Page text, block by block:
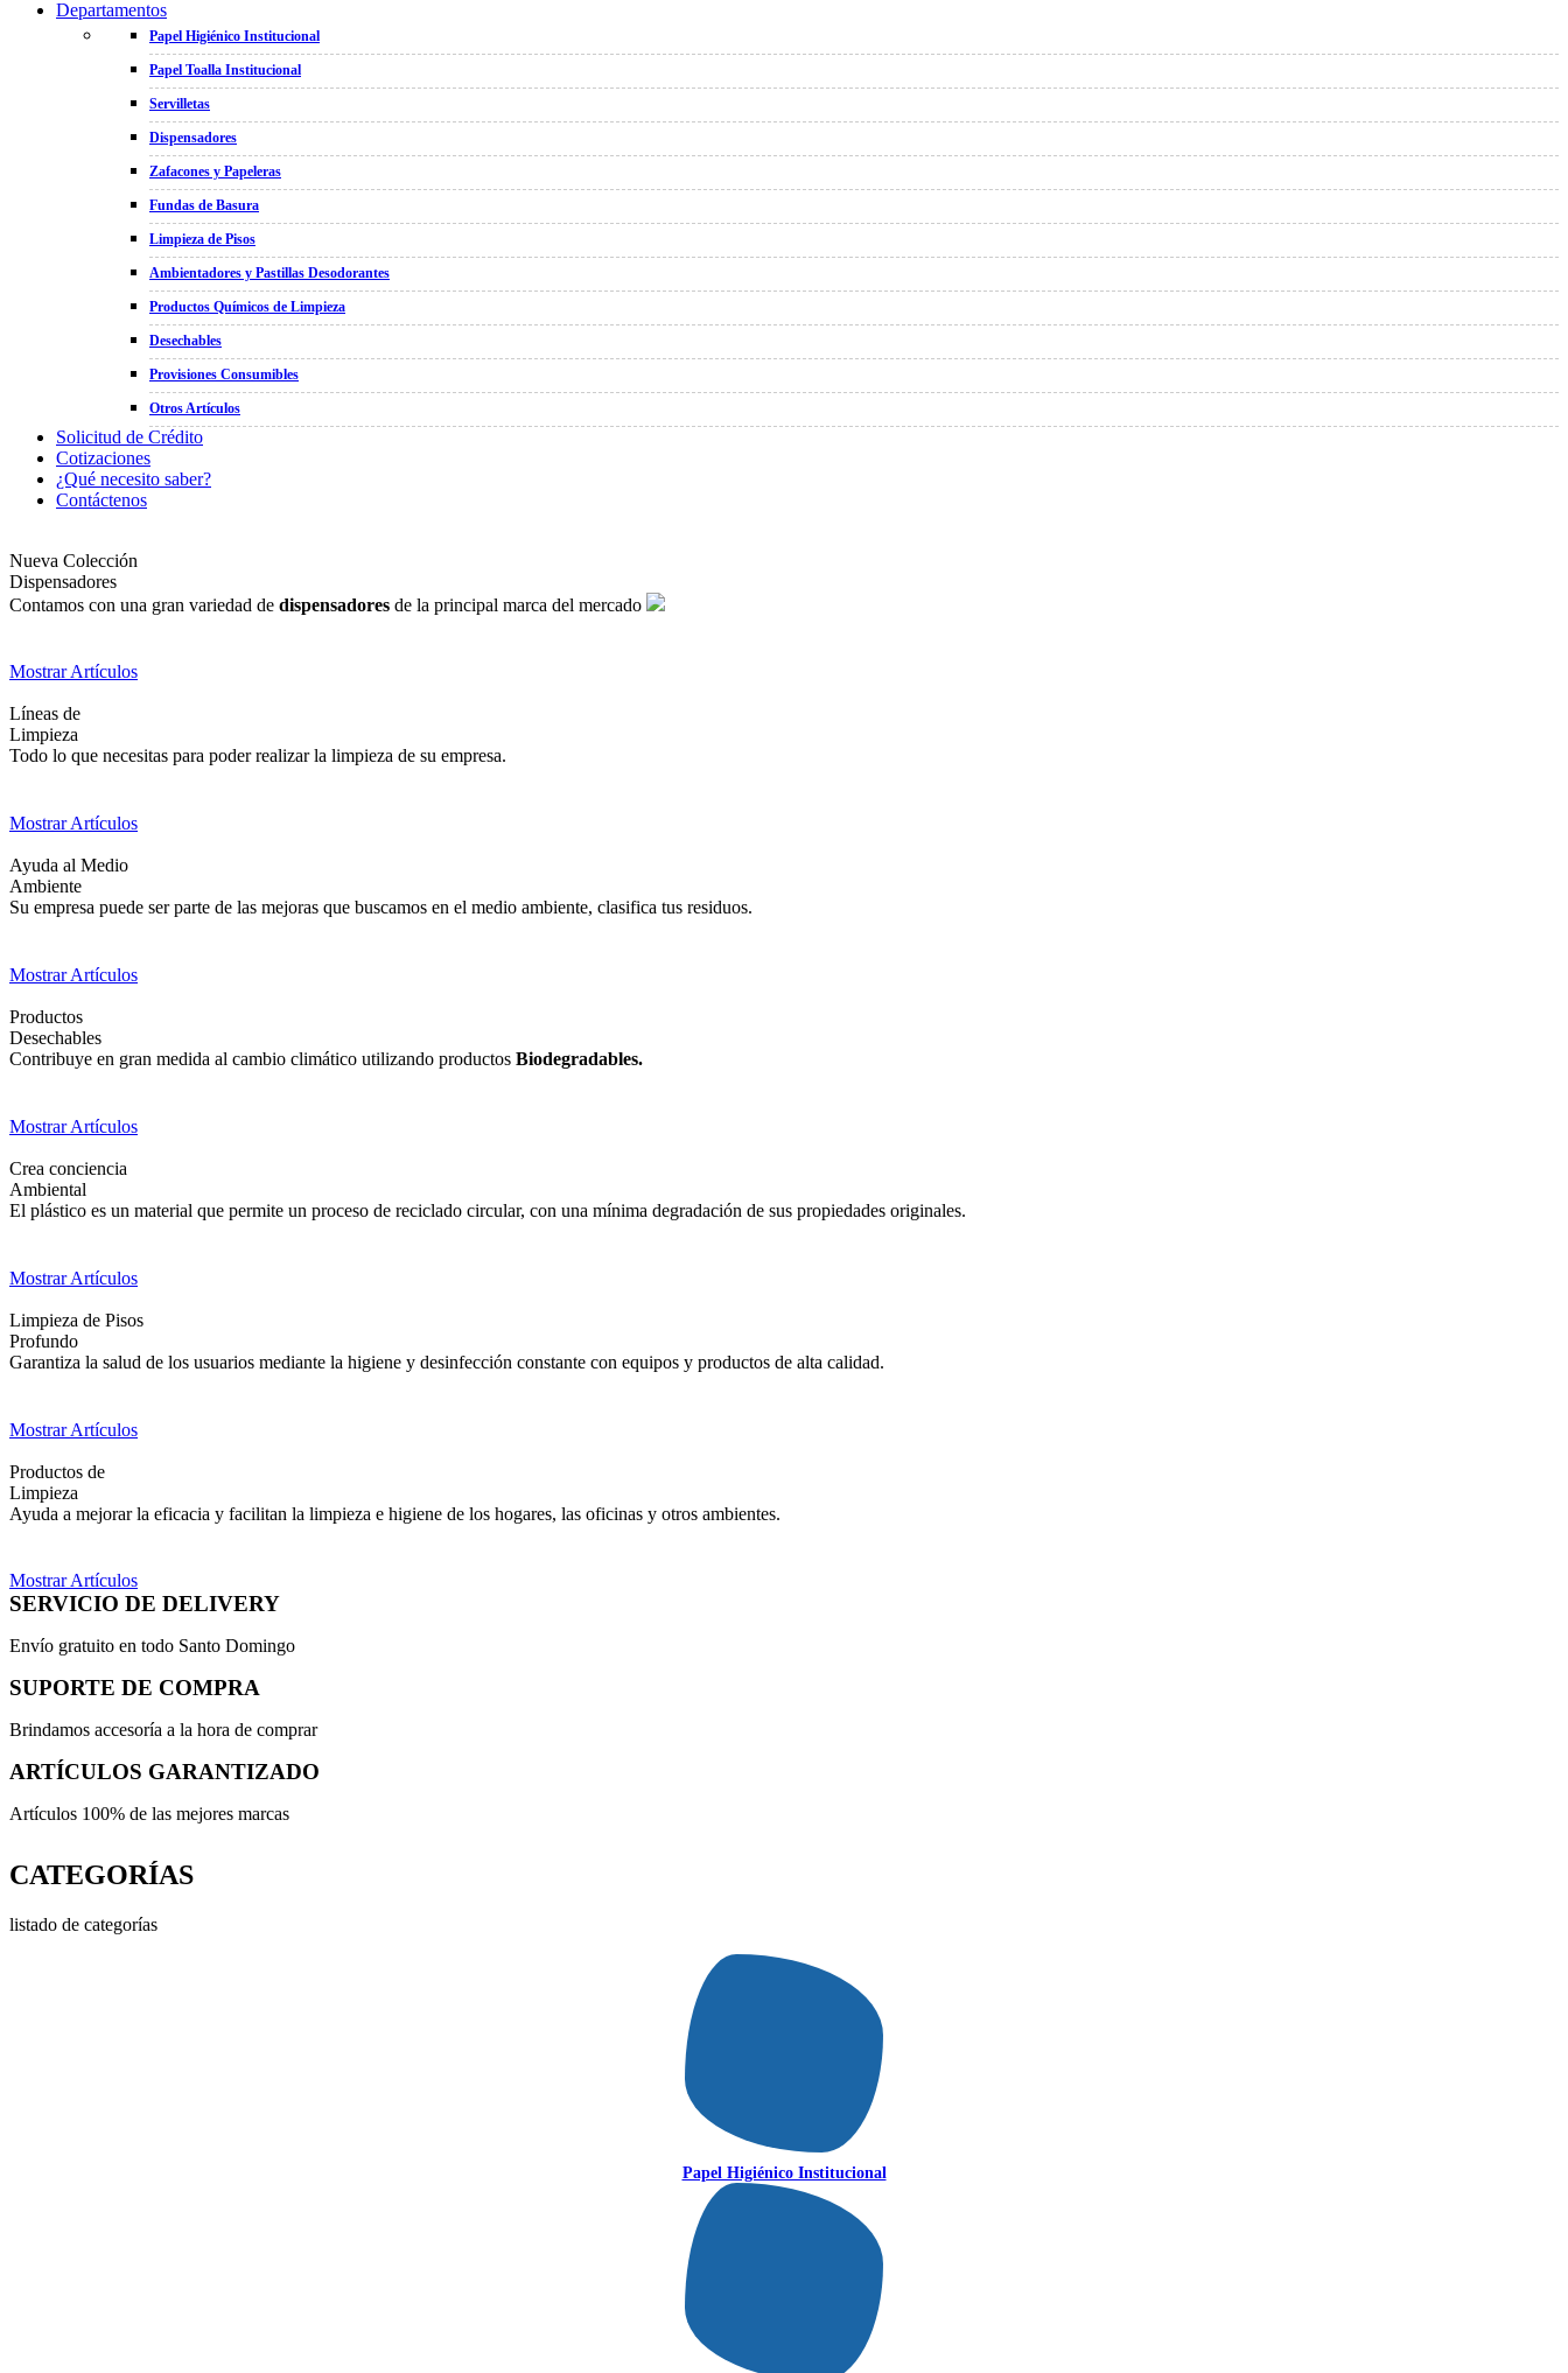
Departamentos
Papel Higiénico Institucional
Papel Toalla Institucional
Servilletas
Dispensadores
Zafacones y Papeleras
Fundas de Basura
Limpieza de Pisos
Ambientadores y Pastillas Desodorantes
Productos Químicos de Limpieza
Desechables
Provisiones Consumibles
Otros Artículos
Solicitud de Crédito
Cotizaciones
¿Qué necesito saber?
Contáctenos
Nueva Colección
Dispensadores
Contamos con una gran variedad de dispensadores de la principal marca del mercado
Mostrar Artículos
Líneas de
Limpieza
Todo lo que necesitas para poder realizar la limpieza de su empresa.
Mostrar Artículos
Ayuda al Medio
Ambiente
Su empresa puede ser parte de las mejoras que buscamos en el medio ambiente, clasifica tus residuos.
Mostrar Artículos
Productos
Desechables
Contribuye en gran medida al cambio climático utilizando productos Biodegradables.
Mostrar Artículos
Crea conciencia
Ambiental
El plástico es un material que permite un proceso de reciclado circular, con una mínima degradación de sus propiedades originales.
Mostrar Artículos
Limpieza de Pisos
Profundo
Garantiza la salud de los usuarios mediante la higiene y desinfección constante con equipos y productos de alta calidad.
Mostrar Artículos
Productos de
Limpieza
Ayuda a mejorar la eficacia y facilitan la limpieza e higiene de los hogares, las oficinas y otros ambientes.
Mostrar Artículos
SERVICIO DE DELIVERY
Envío gratuito en todo Santo Domingo
SUPORTE DE COMPRA
Brindamos accesoría a la hora de comprar
ARTÍCULOS GARANTIZADO
Artículos 100% de las mejores marcas
CATEGORÍAS
listado de categorías
Papel Higiénico Institucional